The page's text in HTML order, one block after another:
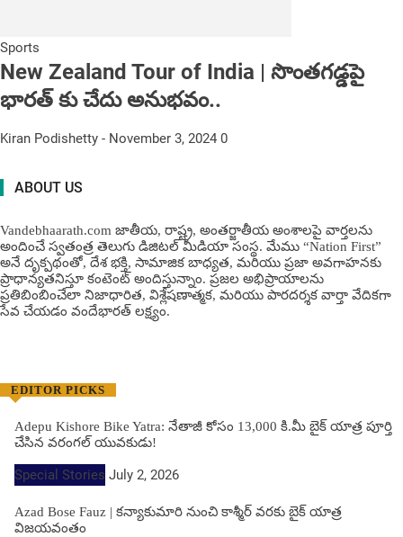
Sports
New Zealand Tour of India | సొంత‌గ‌డ్డ‌పై
భార‌త్ కు చేదు అనుభ‌వం..
Kiran Podishetty - November 3, 2024 0
ABOUT US
Vandebhaarath.com జాతీయ, రాష్ట్ర, అంతర్జాతీయ అంశాలపై వార్తలను
అందించే స్వతంత్ర తెలుగు డిజిటల్ మీడియా సంస్థ. మేము “Nation First”
అనే దృక్పథంతో, దేశ భక్తి, సామాజిక బాధ్యత, మరియు ప్రజా అవగాహనకు
ప్రాధాన్యతనిస్తూ కంటెంట్ అందిస్తున్నాం. ప్రజల అభిప్రాయాలను
ప్రతిబింబించేలా నిజాధారిత, విశ్లేషణాత్మక, మరియు పారదర్శక వార్తా వేదికగా
సేవ చేయడం వందేభార‌త్ ల‌క్ష్యం.
EDITOR PICKS
Adepu Kishore Bike Yatra: నేతాజీ కోసం 13,000 కి.మీ బైక్ యాత్ర పూర్తి
చేసిన వరంగల్ యువకుడు!
Special Stories July 2, 2026
Azad Bose Fauz | కన్యాకుమారి నుంచి కాశ్మీర్ వరకు బైక్ యాత్ర
విజయవంతం